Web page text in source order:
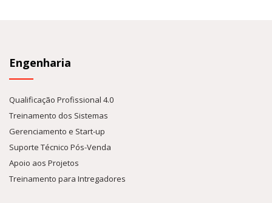
Engenharia
Qualificação Profissional 4.0
Treinamento dos Sistemas
Gerenciamento e Start-up
Suporte Técnico Pós-Venda
Apoio aos Projetos
Treinamento para Intregadores